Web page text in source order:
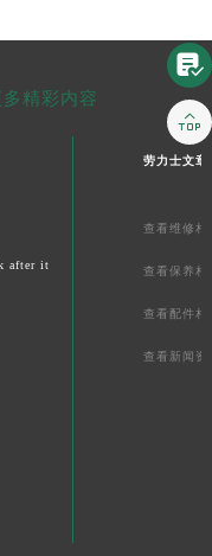
精彩内容
after it
劳力士文章
查看维修相
查看保养相
查看配件相
查看新闻资

